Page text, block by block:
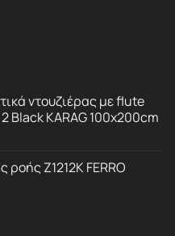
ντουζιέρας με flute
Black KARAG 100x200cm
ροής Z1212K FERRO